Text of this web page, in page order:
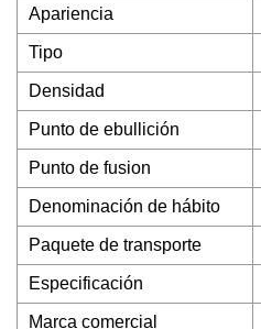
Apariencia
Tipo
Densidad
Punto de ebullición
Punto de fusion
Denominación de hábito
Paquete de transporte
Especificación
Marca comercial